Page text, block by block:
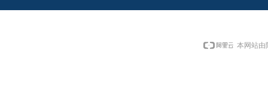
本网站由